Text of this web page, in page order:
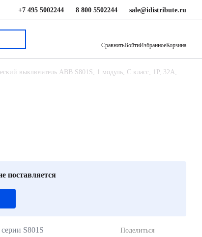
+7 495 5002244 8 800 5502244 sale@idistribute.ru
СравнитьВойтиИзбранноеКорзина
выключатель ABB S801S, 1 модуль, C класс, 1P, 32А,
поставляется
S801S
Поделиться